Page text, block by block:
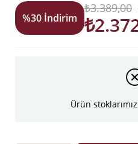
%30 İndirim
₺3.389,00
Ürün